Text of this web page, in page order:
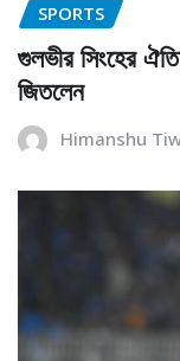
SPORTS
গুলভীর সিংহের
জিতলেন
Himanshu